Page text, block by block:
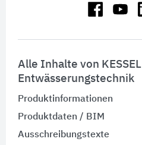
Alle Inhalte von KESSEL
Entwässerungstechnik
Produktinformationen
Produktdaten / BIM
Ausschreibungstexte